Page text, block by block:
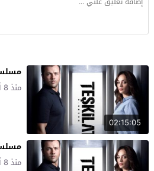
02:15:05
منذ 8 أشهر
منذ 8 أشهر